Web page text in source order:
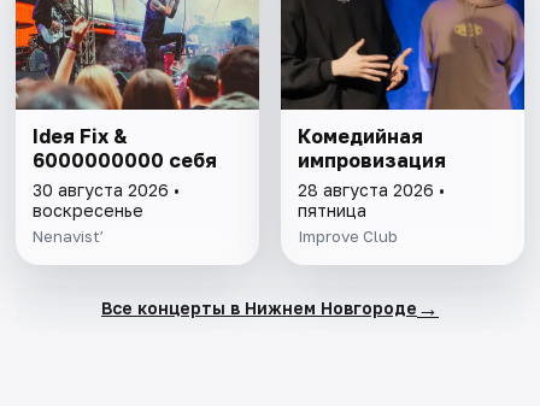
Ideя Fix &
6000000000 себя
30 августа 2026 •
воскресенье
Nenavist’
Комедийная
импровизация
28 августа 2026 •
пятница
Improve Club
Все концерты в Нижнем Новгороде →